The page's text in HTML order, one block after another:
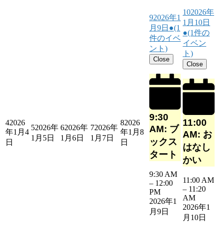
42026
年1月4
日
52026年
1月5日
62026年
1月6日
72026年
1月7日
82026
年1月8
日
92026年1
月9日 ●(1
件のイベ
ント)
Close
9:30
AM: ブ
ックス
タート
9:30 AM
– 12:00
PM
2026年1
月9日
102026年
1月10日
●(1件の
イベン
ト)
Close
11:00
AM: お
はなし
かい
11:00 AM
– 11:20
AM
2026年1
月10日